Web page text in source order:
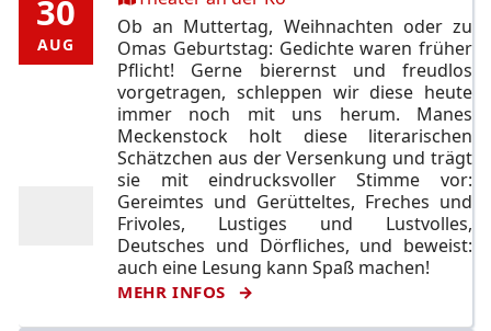
30
AUG
30
AUG
Ob an Muttertag, Weihnachten oder zu
Omas Geburtstag: Gedichte waren früher
Pflicht! Gerne bierernst und freudlos
vorgetragen, schleppen wir diese heute
immer noch mit uns herum. Manes
Meckenstock holt diese literarischen
Schätzchen aus der Versenkung und trägt
sie mit eindrucksvoller Stimme vor:
Gereimtes und Gerütteltes, Freches und
Frivoles, Lustiges und Lustvolles,
Deutsches und Dörfliches, und beweist:
auch eine Lesung kann Spaß machen!
MEHR INFOS